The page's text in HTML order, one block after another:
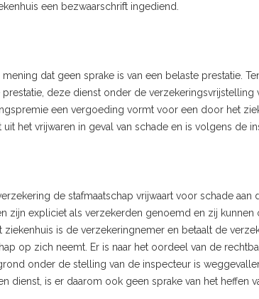
een bezwaarschrift ingediend.
dat geen sprake is van een belaste prestatie.
deze dienst onder de verzekeringsvrijstelling
een vergoeding vormt voor een door het
uit het vrijwaren in geval van schade en is volgens de
de stafmaatschap vrijwaart voor schade
zijn expliciet als verzekerden genoemd en zij
ziekenhuis is de verzekeringnemer en betaalt de
op zich neemt. Er is naar het oordeel van de
onder de stelling van de inspecteur is
dienst, is er daarom ook geen sprake van het heffen